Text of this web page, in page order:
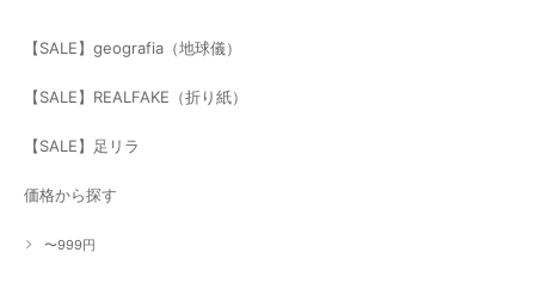
【SALE】geografia（地球儀）
【SALE】REALFAKE（折り紙）
【SALE】足リラ
価格から探す
〜999円